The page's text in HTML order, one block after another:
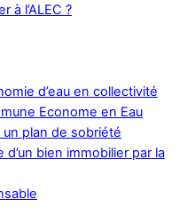
à l’ALEC ?
d’eau en collectivité
Econome en Eau
plan de sobriété
bien immobilier par la